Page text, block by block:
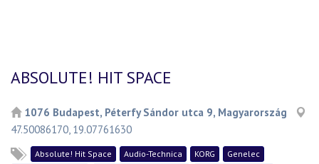
ABSOLUTE! HIT SPACE
1076 Budapest, Péterfy Sándor utca 9, Magyarország
47.50086170, 19.07761630
Absolute! Hit Space Audio-Technica KORG
Genelec